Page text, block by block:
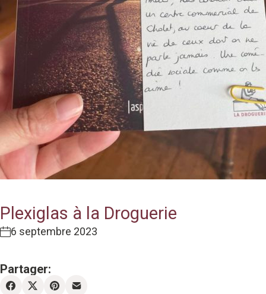
Plexiglas à la Droguerie
6 septembre 2023
Partager: